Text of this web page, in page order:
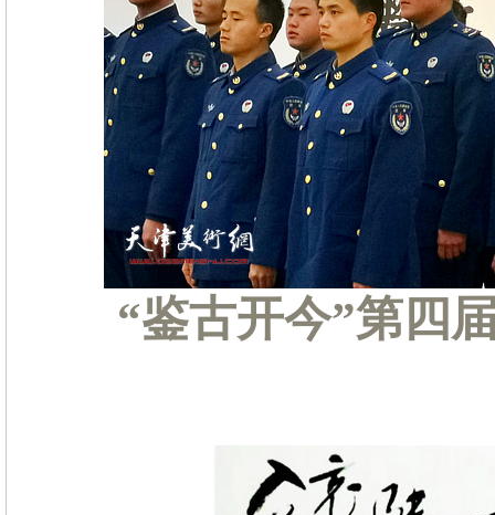
“鉴古开今”第四